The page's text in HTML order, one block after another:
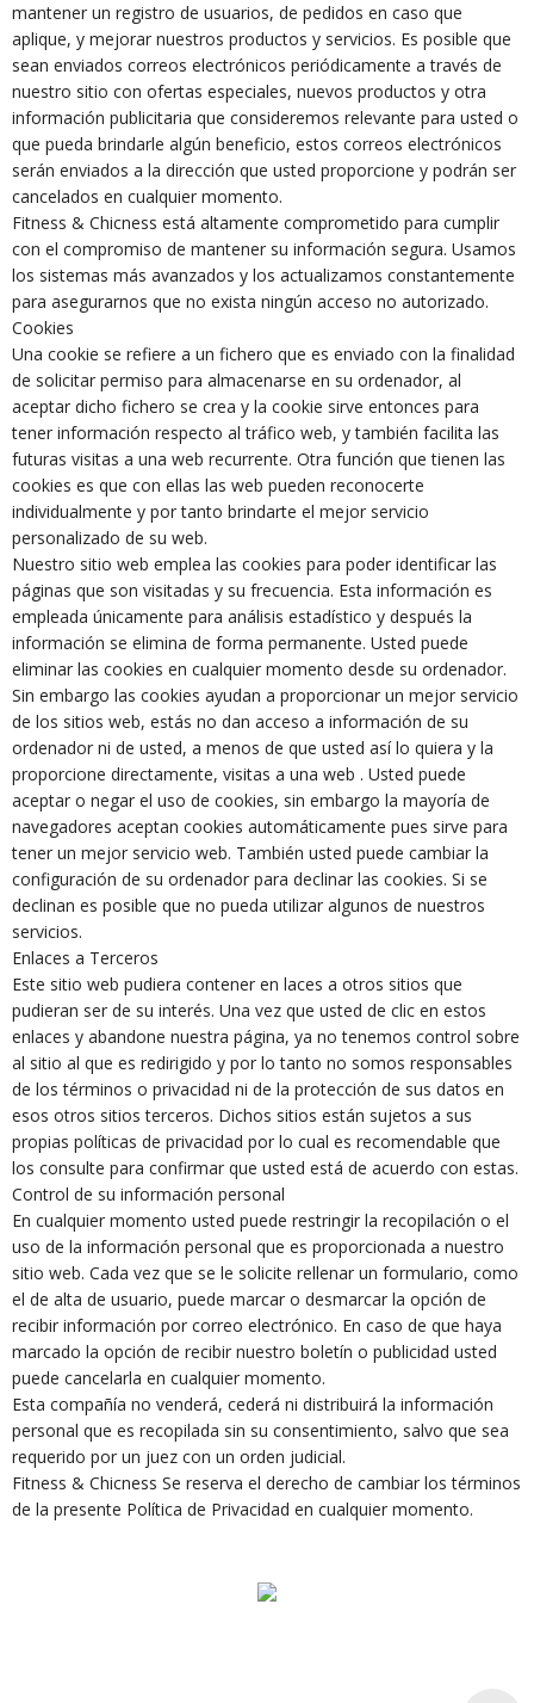
mantener un registro de usuarios, de pedidos en caso que
aplique, y mejorar nuestros productos y servicios. Es posible que
sean enviados correos electrónicos periódicamente a través de
nuestro sitio con ofertas especiales, nuevos productos y otra
información publicitaria que consideremos relevante para usted o
que pueda brindarle algún beneficio, estos correos electrónicos
serán enviados a la dirección que usted proporcione y podrán ser
cancelados en cualquier momento.
Fitness & Chicness está altamente comprometido para cumplir
con el compromiso de mantener su información segura. Usamos
los sistemas más avanzados y los actualizamos constantemente
para asegurarnos que no exista ningún acceso no autorizado.
Cookies
Una cookie se refiere a un fichero que es enviado con la finalidad
de solicitar permiso para almacenarse en su ordenador, al
aceptar dicho fichero se crea y la cookie sirve entonces para
tener información respecto al tráfico web, y también facilita las
futuras visitas a una web recurrente. Otra función que tienen las
cookies es que con ellas las web pueden reconocerte
individualmente y por tanto brindarte el mejor servicio
personalizado de su web.
Nuestro sitio web emplea las cookies para poder identificar las
páginas que son visitadas y su frecuencia. Esta información es
empleada únicamente para análisis estadístico y después la
información se elimina de forma permanente. Usted puede
eliminar las cookies en cualquier momento desde su ordenador.
Sin embargo las cookies ayudan a proporcionar un mejor servicio
de los sitios web, estás no dan acceso a información de su
ordenador ni de usted, a menos de que usted así lo quiera y la
proporcione directamente, visitas a una web . Usted puede
aceptar o negar el uso de cookies, sin embargo la mayoría de
navegadores aceptan cookies automáticamente pues sirve para
tener un mejor servicio web. También usted puede cambiar la
configuración de su ordenador para declinar las cookies. Si se
declinan es posible que no pueda utilizar algunos de nuestros
servicios.
Enlaces a Terceros
Este sitio web pudiera contener en laces a otros sitios que
pudieran ser de su interés. Una vez que usted de clic en estos
enlaces y abandone nuestra página, ya no tenemos control sobre
al sitio al que es redirigido y por lo tanto no somos responsables
de los términos o privacidad ni de la protección de sus datos en
esos otros sitios terceros. Dichos sitios están sujetos a sus
propias políticas de privacidad por lo cual es recomendable que
los consulte para confirmar que usted está de acuerdo con estas.
Control de su información personal
En cualquier momento usted puede restringir la recopilación o el
uso de la información personal que es proporcionada a nuestro
sitio web. Cada vez que se le solicite rellenar un formulario, como
el de alta de usuario, puede marcar o desmarcar la opción de
recibir información por correo electrónico. En caso de que haya
marcado la opción de recibir nuestro boletín o publicidad usted
puede cancelarla en cualquier momento.
Esta compañía no venderá, cederá ni distribuirá la información
personal que es recopilada sin su consentimiento, salvo que sea
requerido por un juez con un orden judicial.
Fitness & Chicness Se reserva el derecho de cambiar los términos
de la presente Política de Privacidad en cualquier momento.